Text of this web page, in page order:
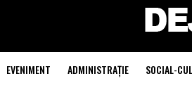
EVENIMENT ADMINISTRAŢIE SOCIAL-